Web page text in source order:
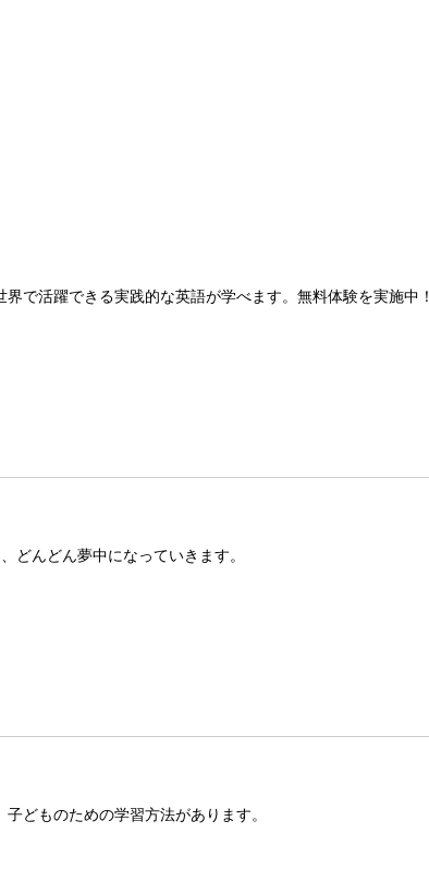
で活躍できる実践的な英語が学べます。無料体験を実施中！
どんどん夢中になっていきます。
どものための学習方法があります。